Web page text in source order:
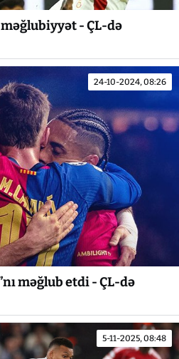
məğlubiyyət - ÇL-də
24-10-2024, 08:26
məğlub etdi - ÇL-də
5-11-2025, 08:48